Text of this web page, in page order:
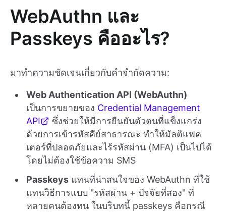
WebAuthn และ
Passkeys คืออะไร?
มาทำความชัดเจนเกี่ยวกับคำจำกัดความ:
Web Authentication API (WebAuthn)
เป็นการขยายของ Credential Management
API
ซึ่งช่วยให้มีการยืนยันตัวตนที่แข็งแกร่ง
ด้วยการเข้ารหัสคีย์สาธารณะ ทำให้มัลติแฟค
เตอร์ที่ปลอดภัยและไร้รหัสผ่าน (MFA) เป็นไปได้
โดยไม่ต้องใช้ข้อความ SMS
Passkeys แทนที่น่าสนใจของ WebAuthn ที่ใช้
แทนวิธีการแบบ "รหัสผ่าน + ปัจจัยที่สอง" ที่
หลายคนต้องทน ในบริบทนี้ passkeys คือกรณี